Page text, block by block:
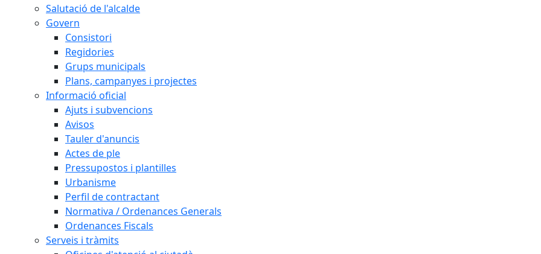
Salutació de l'alcalde
Govern
Consistori
Regidories
Grups municipals
Plans, campanyes i projectes
Informació oficial
Ajuts i subvencions
Avisos
Tauler d'anuncis
Actes de ple
Pressupostos i plantilles
Urbanisme
Perfil de contractant
Normativa / Ordenances Generals
Ordenances Fiscals
Serveis i tràmits